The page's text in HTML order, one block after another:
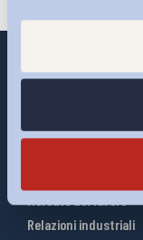
Interventi ADAPT
Relazioni industriali